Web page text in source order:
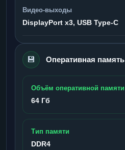
Видео-выходы
DisplayPort x3, USB Type-C
💾 Оперативная память
Объём оперативной памяти
64 Гб
Тип памяти
DDR4